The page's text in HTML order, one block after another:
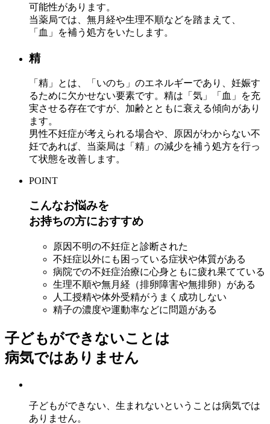
可能性があります。
当薬局では、無月経や生理不順などを踏まえて、
「血」を補う処方をいたします。
精
「精」とは、「いのち」のエネルギーであり、妊娠す
るために欠かせない要素です。精は「気」「血」を充
実させる存在ですが、加齢とともに衰える傾向があり
ます。
男性不妊症が考えられる場合や、原因がわからない不
妊であれば、当薬局は「精」の減少を補う処方を行っ
て状態を改善します。
POINT
こんなお悩みを
お持ちの方におすすめ
原因不明の不妊症と診断された
不妊症以外にも困っている症状や体質がある
病院での不妊症治療に心身ともに疲れ果てている
生理不順や無月経（排卵障害や無排卵）がある
人工授精や体外受精がうまく成功しない
精子の濃度や運動率などに問題がある
子どもができないことは
病気ではありません
子どもができない、生まれないということは病気では
ありません。